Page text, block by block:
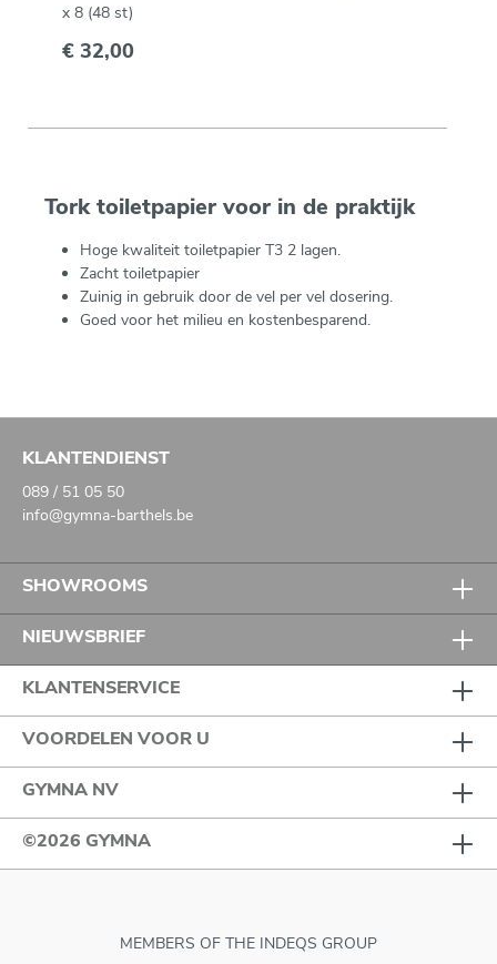
x 8 (48 st)
€ 32,00
Tork toiletpapier voor in de praktijk
Hoge kwaliteit toiletpapier T3 2 lagen.
Zacht toiletpapier
Zuinig in gebruik door de vel per vel dosering.
Goed voor het milieu en kostenbesparend.
KLANTENDIENST
089 / 51 05 50
info@gymna-barthels.be
SHOWROOMS
NIEUWSBRIEF
KLANTENSERVICE
VOORDELEN VOOR U
GYMNA NV
©2026 GYMNA
MEMBERS OF THE INDEQS GROUP